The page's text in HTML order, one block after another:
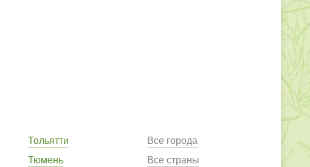
Тольятти
Тюмень
Все города
Все страны